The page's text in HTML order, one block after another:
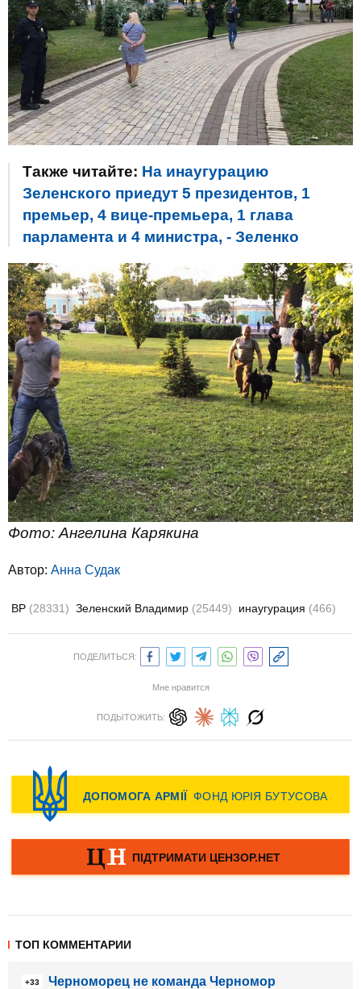
Также читайте: На инаугурацию
Зеленского приедут 5 президентов, 1
премьер, 4 вице-премьера, 1 глава
парламента и 4 министра, - Зеленко
Фото: Ангелина Карякина
Автор: Анна Судак
ВР (28331) Зеленский Владимир (25449) инаугурация (466)
ПОДЕЛИТЬСЯ:
Мне нравится
ПОДЫТОЖИТЬ:
ТОП КОММЕНТАРИИ
+33
Черноморец не команда Черномор